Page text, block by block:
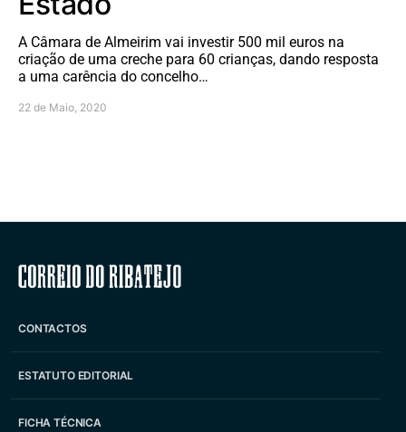
A Câmara de Almeirim vai investir 500 mil euros na
criação de uma creche para 60 crianças, dando resposta
a uma carência do concelho…
22 de Maio, 2020
Correio do Ribatejo
CONTACTOS
ESTATUTO EDITORIAL
FICHA TÉCNICA